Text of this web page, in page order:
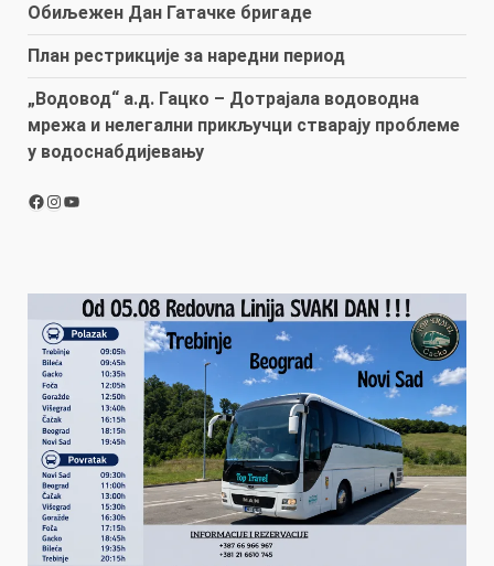
Обиљежен Дан Гатачке бригаде
План рестрикције за наредни период
„Водовод“ а.д. Гацко – Дотрајала водоводна
мрежа и нелегални прикључци стварају проблеме
у водоснабдијевању
Facebook
Instagram
YouTube